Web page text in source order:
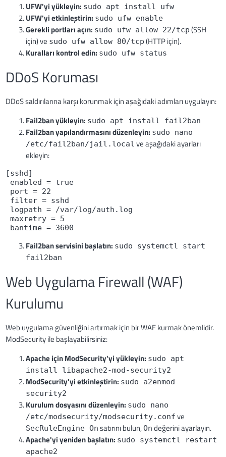
UFW'yi yükleyin: sudo apt install ufw
UFW'yi etkinleştirin: sudo ufw enable
Gerekli portları açın: sudo ufw allow 22/tcp (SSH
için) ve sudo ufw allow 80/tcp (HTTP için).
Kuralları kontrol edin: sudo ufw status
DDoS Koruması
DDoS saldırılarına karşı korunmak için aşağıdaki adımları uygulayın:
Fail2ban yükleyin: sudo apt install fail2ban
Fail2ban yapılandırmasını düzenleyin: sudo nano
/etc/fail2ban/jail.local ve aşağıdaki ayarları
ekleyin:
[sshd]
enabled = true
port = 22
filter = sshd
logpath = /var/log/auth.log
maxretry = 5
bantime = 3600
Fail2ban servisini başlatın: sudo systemctl start
fail2ban
Web Uygulama Firewall (WAF)
Kurulumu
Web uygulama güvenliğini artırmak için bir WAF kurmak önemlidir.
ModSecurity ile başlayabilirsiniz:
Apache için ModSecurity'yi yükleyin: sudo apt
install libapache2-mod-security2
ModSecurity'yi etkinleştirin: sudo a2enmod
security2
Kurulum dosyasını düzenleyin: sudo nano
/etc/modsecurity/modsecurity.conf ve
SecRuleEngine On satırını bulun,On değerini ayarlayın.
Apache'yi yeniden başlatın: sudo systemctl restart
apache2